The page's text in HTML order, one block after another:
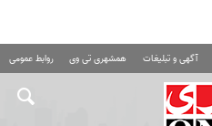
آگهی و تبلیغات همشهری تی وی روابط عمومی